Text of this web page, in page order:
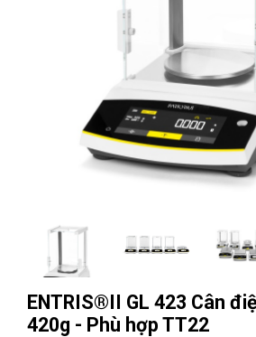
ENTRIS®II GL 423 Cân
420g - Phù hợp TT22